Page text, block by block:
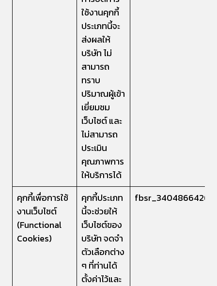
ใช้งานคุกกี้
ประเภทนี้จะ
ส่งผลให้
บริษัท ไม่
สามารถ
ทราบ
ปริมาณผู้เข้า
เยี่ยมชม
เว็บไซต์ และ
ไม่สามารถ
ประเมิน
คุณภาพการ
ให้บริการได้
คุกกี้เพื่อการใช้
งานเว็บไซต์
(Functional
Cookies)
คุกกี้ประเภท
นี้จะช่วยให้
เว็บไซต์ของ
บริษัท จดจำ
ตัวเลือกต่าง
ๆ ที่ท่านได้
ตั้งค่าไว้และ